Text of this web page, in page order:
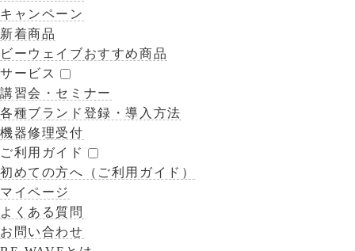
キャンペーン
新着商品
ビーウェイブおすすめ商品
サービス
講習会・セミナー
各種ブランド登録・導入方法
機器修理受付
ご利用ガイド
初めての方へ（ご利用ガイド）
マイページ
よくある質問
お問い合わせ